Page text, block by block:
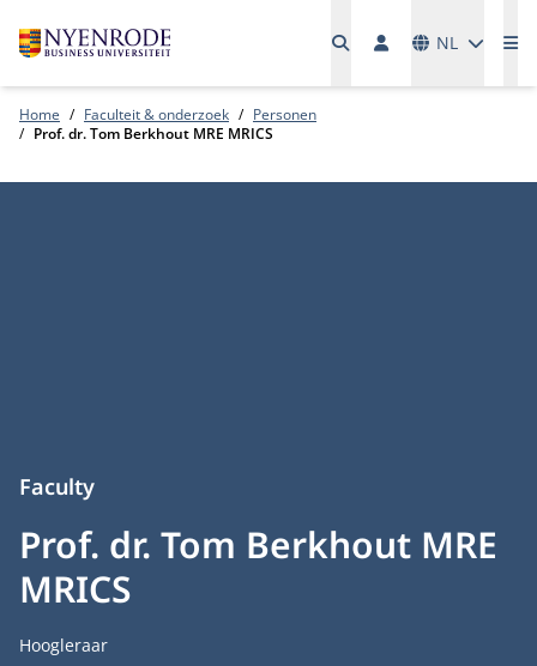
NL
Home Faculteit & onderzoek
Personen
Prof. dr. Tom Berkhout MRE MRICS
Prof. dr. Tom Berkhout MRE
MRICS
Faculty
Functietitel
Hoogleraar